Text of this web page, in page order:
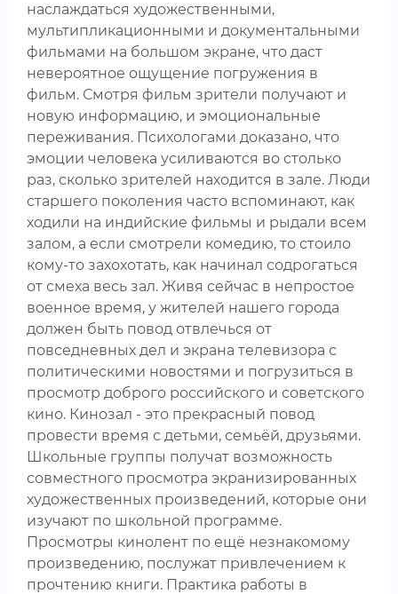
наслаждаться художественными,
мультипликационными и документальными
фильмами на большом экране, что даст
невероятное ощущение погружения в
фильм. Смотря фильм зрители получают и
новую информацию, и эмоциональные
переживания. Психологами доказано, что
эмоции человека усиливаются во столько
раз, сколько зрителей находится в зале. Люди
старшего поколения часто вспоминают, как
ходили на индийские фильмы и рыдали всем
залом, а если смотрели комедию, то стоило
кому-то захохотать, как начинал содрогаться
от смеха весь зал. Живя сейчас в непростое
военное время, у жителей нашего города
должен быть повод отвлечься от
повседневных дел и экрана телевизора с
политическими новостями и погрузиться в
просмотр доброго российского и советского
кино. Кинозал - это прекрасный повод
провести время с детьми, семьёй, друзьями.
Школьные группы получат возможность
совместного просмотра экранизированных
художественных произведений, которые они
изучают по школьной программе.
Просмотры кинолент по ещё незнакомому
произведению, послужат привлечением к
прочтению книги. Практика работы в